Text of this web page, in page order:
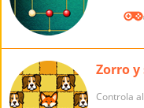
Zorro y
Controla